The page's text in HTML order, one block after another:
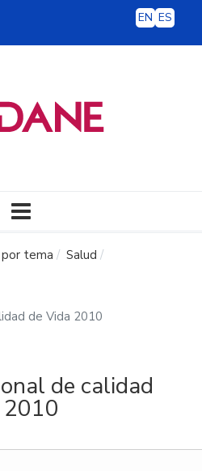
EN ES
tema
Salud
de Vida 2010
de calidad
2010